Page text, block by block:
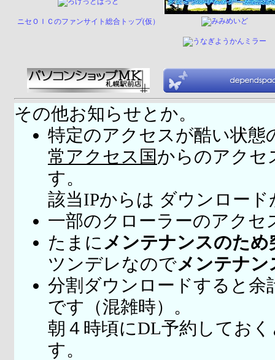
ニセＯＩＣのファンサイト総合トップ(仮）
その他お知らせとか。
特定のアクセスが酷い状態
常アクセス国からのアクセ
す。
該当IPからは ダウンロー
一部のクローラーのアクセ
たまに メンテナンスのため
ツンデレなのでメンテナ
分割ダウンロードすると余
です（混雑時）。
朝４時頃にDL予約してお
す。